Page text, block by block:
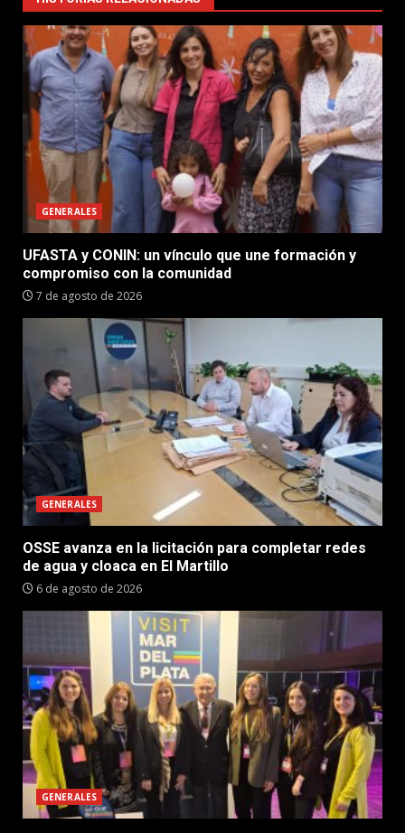
GENERALES
UFASTA y CONIN: un vínculo que une formación y
compromiso con la comunidad
7 de agosto de 2026
GENERALES
OSSE avanza en la licitación para completar redes
de agua y cloaca en El Martillo
6 de agosto de 2026
GENERALES